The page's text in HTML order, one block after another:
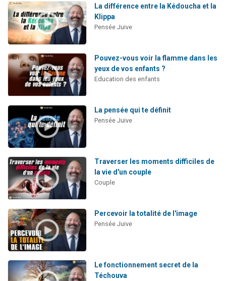
La différence entre la Kédoucha et la
Klippa
Pensée Juive
Pouvez-vous voir la flamme dans les
yeux de vos enfants ?
Education des enfants
La pensée qui te définit
Pensée Juive
Traverser les moments difficiles de
la vie d'un couple
Couple
Percevoir la totalité de l'image
Pensée Juive
Le fonctionnement secret de la
Téchouva